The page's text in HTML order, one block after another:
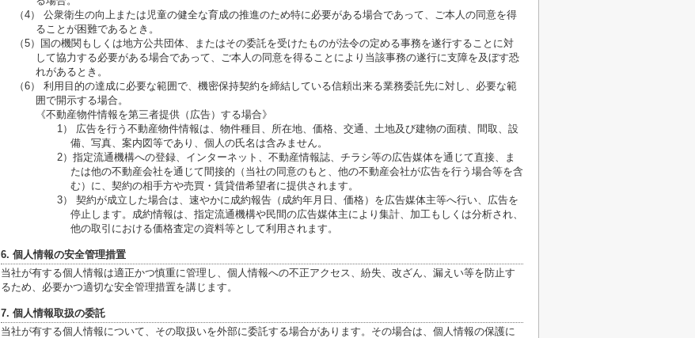
（4） 公衆衛生の向上または児童の健全な育成の推進のため特に必要がある場合であって、ご本人の同意を得
ることが困難であるとき。
（5）国の機関もしくは地方公共団体、またはその委託を受けたものが法令の定める事務を遂行することに対
して協力する必要がある場合であって、ご本人の同意を得ることにより当該事務の遂行に支障を及ぼす恐
れがあるとき。
（6） 利用目的の達成に必要な範囲で、機密保持契約を締結している信頼出来る業務委託先に対し、必要な範
囲で開示する場合。
《不動産物件情報を第三者提供（広告）する場合》
1） 広告を行う不動産物件情報は、物件種目、所在地、価格、交通、土地及び建物の面積、間取、設
備、写真、案内図等であり、個人の氏名は含みません。
2）指定流通機構への登録、インターネット、不動産情報誌、チラシ等の広告媒体を通じて直接、ま
たは他の不動産会社を通じて間接的（当社の同意のもと、他の不動産会社が広告を行う場合等を含
む）に、契約の相手方や売買・賃貸借希望者に提供されます。
3） 契約が成立した場合は、速やかに成約報告（成約年月日、価格）を広告媒体主等へ行い、広告を
停止します。成約情報は、指定流通機構や民間の広告媒体主により集計、加工もしくは分析され、
他の取引における価格査定の資料等として利用されます。
6. 個人情報の安全管理措置
当社が有する個人情報は適正かつ慎重に管理し、個人情報への不正アクセス、紛失、改ざん、漏えい等を防止す
るため、必要かつ適切な安全管理措置を講じます。
7. 個人情報取扱の委託
当社が有する個人情報について、その取扱いを外部に委託する場合があります。その場合は、個人情報の保護に